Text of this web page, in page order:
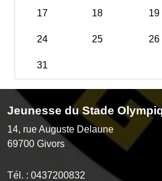
17 18 19
24 25 26
31
Jeunesse du Stade
14, rue Auguste Delaune
69700 Givors
Tél. : 0437200832